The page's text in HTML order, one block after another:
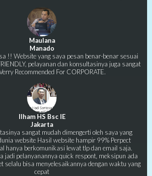
Maulana
Manado
!! Website yang saya pesan benar-benar sesuai
pelayanan dan konsultasinya juga sangat
Recommended For CORPORATE.
Ilham HS Bsc IE
Jakarta
sangat mudah dimengerti oleh saya yang
website Hasil website hampir 99% Perpect
hanya berkomunikasi lewat tlp dan email saja.
jadi pelanyanannya quick respont, meksipun ada
selalu bisa menyelesaikannya dengan waktu yang
cepat